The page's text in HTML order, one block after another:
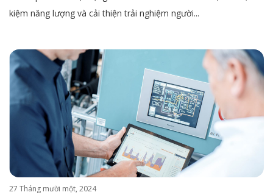
kiệm năng lượng và cải thiện trải nghiệm người...
27 Tháng mười một, 2024